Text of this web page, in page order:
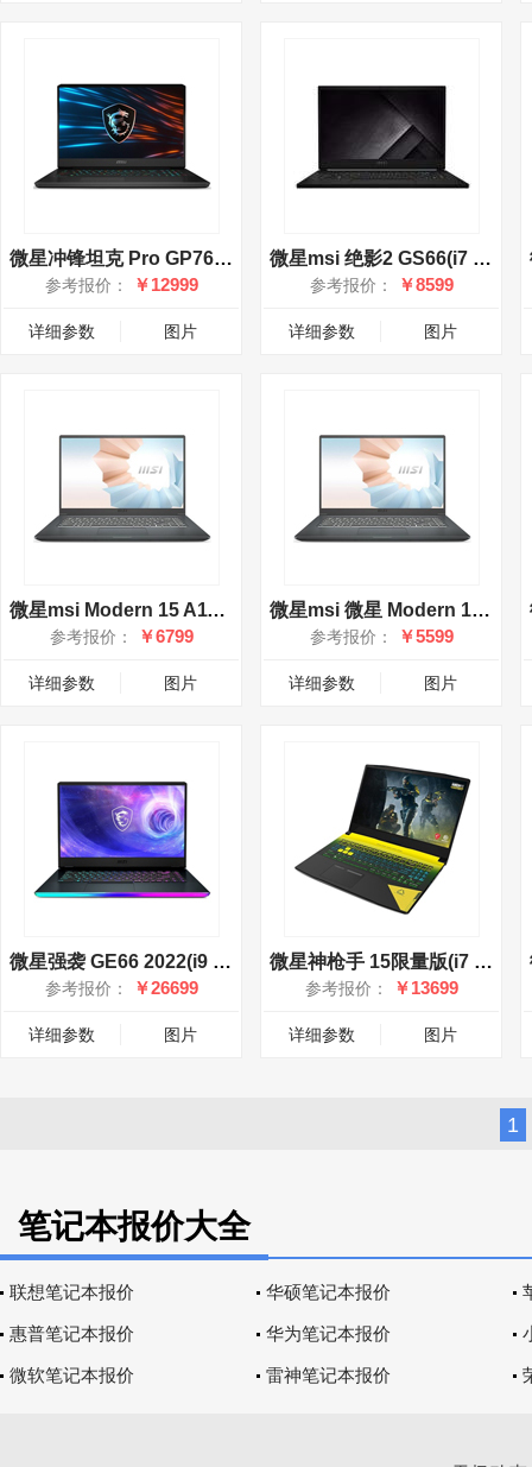
微星冲锋坦克 Pro GP76(i7 10870H/16GB/1TB/RTX3070)
参考报价： ￥12999
详细参数 图片
微星msi 绝影2 GS66(i7 10750H/16GB/1TB/RTX2070MQ)
参考报价： ￥8599
详细参数 图片
微星msi Modern 15 A11SBL-429CN
参考报价： ￥6799
详细参数 图片
微星msi 微星 Modern 15 A11ML-430CN
参考报价： ￥5599
详细参数 图片
微星强袭 GE66 2022(i9 12900HK/32GB/1TB/RTX3080Ti)
参考报价： ￥26699
详细参数 图片
微星神枪手 15限量版(i7 12700H/64GB/2TB/RTX3060)
参考报价： ￥13699
详细参数 图片
1
笔记本报价大全
联想笔记本报价 华硕笔记本报价
惠普笔记本报价 华为笔记本报价
微软笔记本报价 雷神笔记本报价